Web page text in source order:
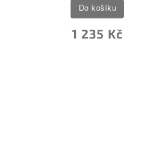
1 235 Kč
Do košíku